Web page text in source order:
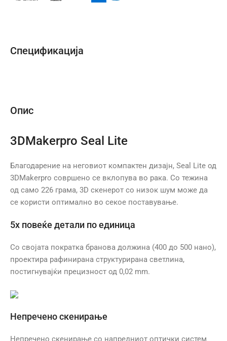
Опис
3DMakerpro Seal Lite
Благодарение на неговиот компактен дизајн, Seal Lite од
3DMakerpro совршено се вклопува во рака. Со тежина
од само 226 грама, 3D скенерот со низок шум може да
се користи оптимално во секое поставување.
5x повеќе детали по единица
Со својата пократка бранова должина (400 до 500 нано),
проектира рафинирана структурирана светлина,
постигнувајќи прецизност од 0,02 mm.
Непречено скенирање
Непречено скенирање со напредниот оптички систем
Спецификација